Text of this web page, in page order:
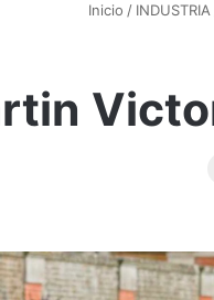
Inicio / INDUSTRIA